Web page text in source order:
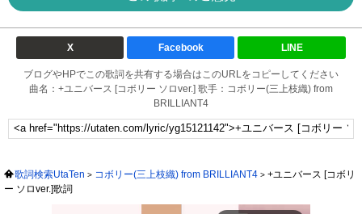
X Facebook LINE
ブログやHPでこの歌詞を共有する場合はこのURLをコピーしてください
曲名：+ユニバース [コボリー ソロver.] 歌手：コボリー(三上枝織) from
BRILLIANT4
歌詞検索UtaTen コボリー(三上枝織) from BRILLIANT4
+ユニバース [コボリ
ー ソロver.]歌詞